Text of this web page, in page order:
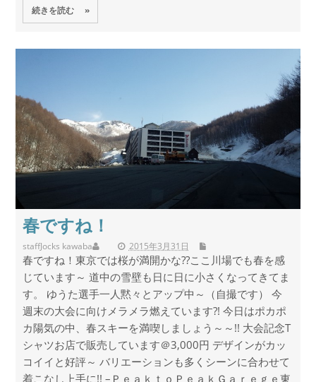
続きを読む »
春ですね！
staff 2015年3月31日
Jocks kawaba
春ですね！東京では桜が満開かな??ここ川場でも春を感
じています～ 道中の雪壁も日に日に小さくなってきてま
す。 ゆうた選手一人黙々とアップ中～（自撮です） 今
週末の大会に向けメラメラ燃えています?! 今日はポカポ
カ陽気の中、春スキーを満喫しましょう～～!! 大会記念T
シャツお店で販売しています＠3,000円 デザインがカッ
コイイと好評～ バリエーションも多くシーンに合わせて
着こなし上手に!! –ＰｅａｋｔｏＰｅａｋＧａｒｅｇｅ東